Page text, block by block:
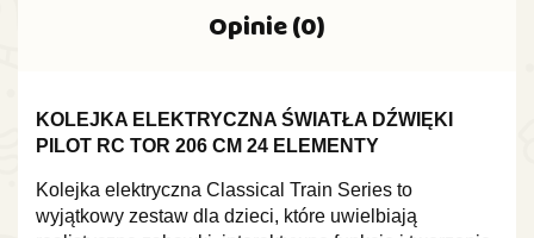
Opinie (0)
KOLEJKA ELEKTRYCZNA ŚWIATŁA DŹWIĘKI
PILOT RC TOR 206 CM 24 ELEMENTY
Kolejka elektryczna Classical Train Series to
wyjątkowy zestaw dla dzieci, które uwielbiają